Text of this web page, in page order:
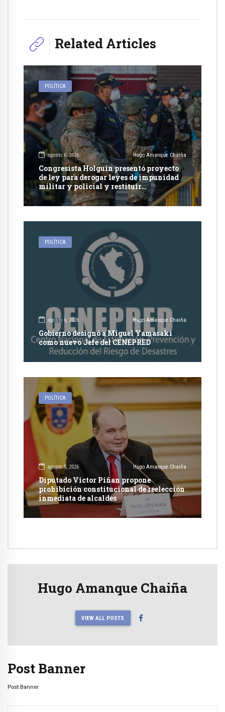
Related Articles
POLÍTICA
agosto 6, 2026 Hugo Amanque Chaiña
Congresista Holguín presentó proyecto
de ley para derogar leyes de impunidad
militar y policial y restituir
competencia de justicia ordinaria
POLÍTICA
agosto 6, 2026 Hugo Amanque Chaiña
Gobierno designó a Miguel Yamasaki
como nuevo Jefe del CENEPRED
POLÍTICA
agosto 5, 2026 Hugo Amanque Chaiña
Diputado Victor Piñan propone
prohibición constitucional de reelección
inmediata de alcaldes
Hugo Amanque Chaiña
VIEW ALL POSTS
Post Banner
Post Banner